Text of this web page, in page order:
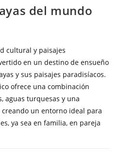
del mundo
cultural y paisajes
en un destino de ensueño
y sus paisajes paradisíacos.
ofrece una combinación
aguas turquesas y una
un entorno ideal para
ya sea en familia, en pareja